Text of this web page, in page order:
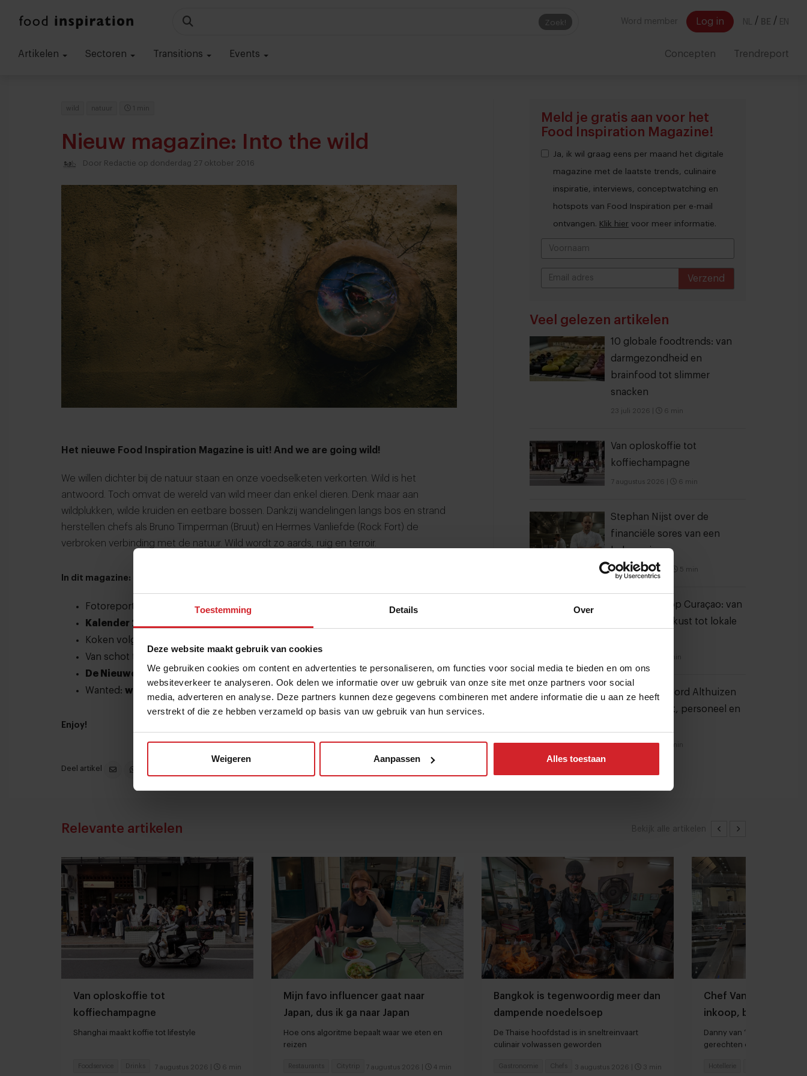
Toestemming Details Over
Deze website maakt gebruik van cookies
We gebruiken cookies om content en advertenties te personaliseren, om functies voor social media te bieden en om ons
websiteverkeer te analyseren. Ook delen we informatie over uw gebruik van onze site met onze partners voor social
media, adverteren en analyse. Deze partners kunnen deze gegevens combineren met andere informatie die u aan ze heeft
verstrekt of die ze hebben verzameld op basis van uw gebruik van hun services.
Weigeren Aanpassen Alles toestaan
Zoek! Word member Log in NL / BE / EN
Artikelen Sectoren Transitions Events Concepten Trendreport
wild natuur 1 min
Nieuw magazine: Into the wild
Door Redactie op donderdag 27 oktober 2016
Het nieuwe Food Inspiration Magazine is uit! And we are going wild!
We willen dichter bij de natuur staan en onze voedselketen verkorten. Wild is het
antwoord. Toch omvat de wereld van wild meer dan enkel dieren. Denk maar aan
wildplukken, wilde kruiden en eetbare bossen. Dankzij wandelingen langs bos en strand
herstellen chefs als Bruno Timperman (Bruut) en Hermes Vanliefde (Rock Fort) de
verbroken verbinding met de natuur. Wild wordt zo aards, ruig en terroir.
In dit magazine:
Fotoreportage Pieter d’Hoop: van strand naar fornuis
Kalender 2.0
Koken volgens
Van schot tot worst met
Gebroeders De Wolf
De Nieuwe Wilden: chef Emile vs chef Leon
Wanted: wilde kruiden
Enjoy!
Deel artikel
Meld je gratis aan voor het
Food Inspiration Magazine!
Ja, ik wil graag eens per maand het digitale
magazine met de laatste trends, culinaire
inspiratie, interviews, conceptwatching en
hotspots van Food Inspiration per e-mail
ontvangen. Klik hier voor meer informatie.
Verzend
Veel gelezen artikelen
10 globale foodtrends: van
darmgezondheid en
brainfood tot slimmer
snacken
23 juli 2026 6 min
Van oploskoffie tot
koffiechampagne
7 augustus 2026 6 min
Stephan Nijst over de
financiële sores van een
koksgezin
5 september 2021 5 min
20 hotspots op Curaçao: van
parels aan de kust tot lokale
7 min
Ondernemer Jord Althuizen
over foodcost, personeel en
22 juli 2026| 11 min
Bekijk alle artikelen
Relevante artikelen
Van oploskoffie tot
koffiechampagne
Shanghai maakt koffie tot lifestyle
7 augustus 2026 6 min
Foodservice Drinks
Mijn favo influencer gaat naar
Japan, dus ik ga naar Japan
Hoe ons algoritme bepaalt waar we eten en
reizen
7 augustus 2026 4 min
Restaurants Citytrip
Bangkok is tegenwoordig meer dan
dampende noedelsoep
De Thaise hoofdstad is in sneltreinvaart
culinair volwassen geworden
3 augustus 2026 3 min
Gastronomie Chefs
Chef Van der Valk
inkoop,
hardlopers
Danny van ‘t Veld: “We
gerechten op het menu
Hotellerie